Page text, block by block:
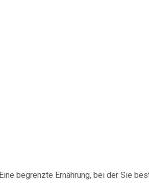
Eine begrenzte Ernährung, bei der Sie